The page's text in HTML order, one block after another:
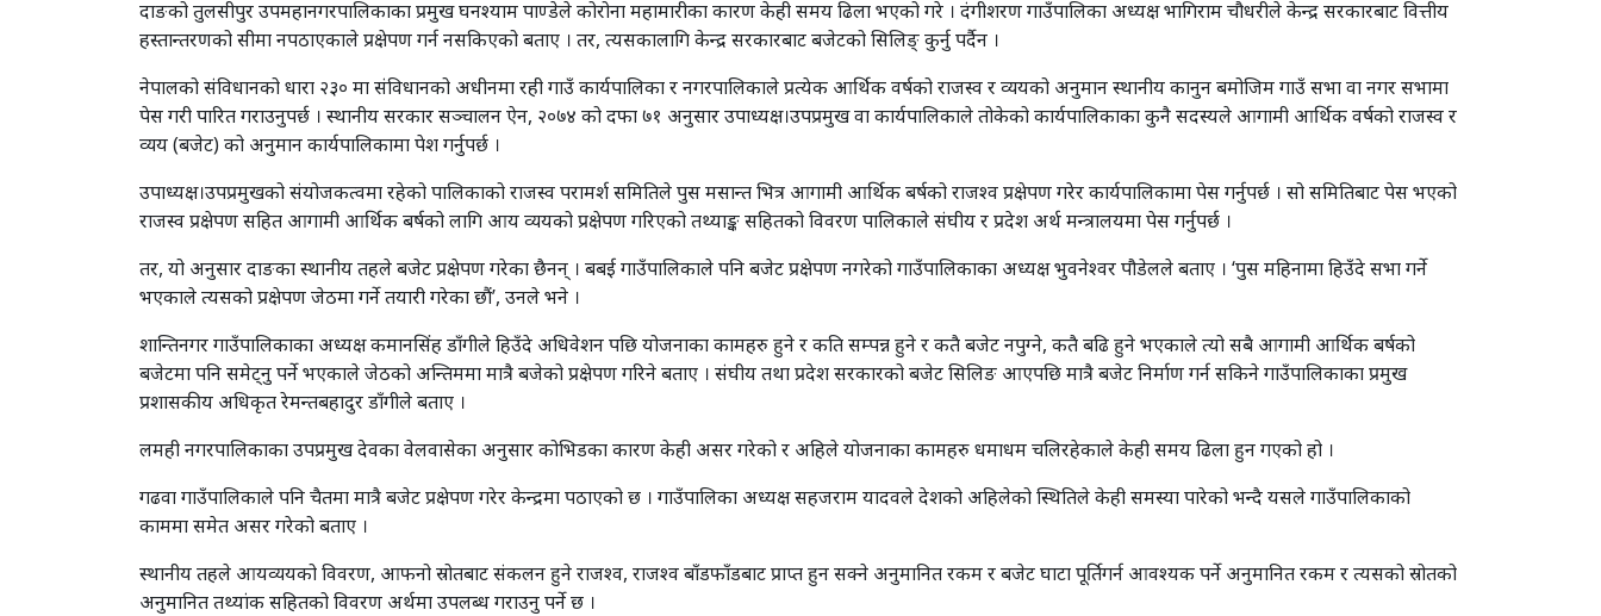
दाङको तुलसीपुर उपमहानगरपालिकाका प्रमुख घनश्याम पाण्डेले कोरोना महामारीका कारण केही समय ढिला भएको गरे । दंगीशरण गाउँपालिका अध्यक्ष भागिराम चौधरीले केन्द्र सरकारबाट वित्तीय
हस्तान्तरणको सीमा नपठाएकाले प्रक्षेपण गर्न नसकिएको बताए । तर, त्यसकालागि केन्द्र सरकारबाट बजेटको सिलिङ् कुर्नु पर्दैन ।
नेपालको संविधानको धारा २३० मा संविधानको अधीनमा रही गाउँ कार्यपालिका र नगरपालिकाले प्रत्येक आर्थिक वर्षको राजस्व र व्ययको अनुमान स्थानीय कानुन बमोजिम गाउँ सभा वा नगर सभामा
पेस गरी पारित गराउनुपर्छ । स्थानीय सरकार सञ्चालन ऐन, २०७४ को दफा ७१ अनुसार उपाध्यक्ष।उपप्रमुख वा कार्यपालिकाले तोकेको कार्यपालिकाका कुनै सदस्यले आगामी आर्थिक वर्षको राजस्व र
व्यय (बजेट) को अनुमान कार्यपालिकामा पेश गर्नुपर्छ ।
उपाध्यक्ष।उपप्रमुखको संयोजकत्वमा रहेको पालिकाको राजस्व परामर्श समितिले पुस मसान्त भित्र आगामी आर्थिक बर्षको राजश्व प्रक्षेपण गरेर कार्यपालिकामा पेस गर्नुपर्छ । सो समितिबाट पेस भएको
राजस्व प्रक्षेपण सहित आगामी आर्थिक बर्षको लागि आय व्ययको प्रक्षेपण गरिएको तथ्याङ्क सहितको विवरण पालिकाले संघीय र प्रदेश अर्थ मन्त्रालयमा पेस गर्नुपर्छ ।
तर, यो अनुसार दाङका स्थानीय तहले बजेट प्रक्षेपण गरेका छैनन् । बबई गाउँपालिकाले पनि बजेट प्रक्षेपण नगरेको गाउँपालिकाका अध्यक्ष भुवनेश्वर पौडेलले बताए । ‘पुस महिनामा हिउँदे सभा गर्ने
भएकाले त्यसको प्रक्षेपण जेठमा गर्ने तयारी गरेका छौं’, उनले भने ।
शान्तिनगर गाउँपालिकाका अध्यक्ष कमानसिंह डाँगीले हिउँदे अधिवेशन पछि योजनाका कामहरु हुने र कति सम्पन्न हुने र कतै बजेट नपुग्ने, कतै बढि हुने भएकाले त्यो सबै आगामी आर्थिक बर्षको
बजेटमा पनि समेट्नु पर्ने भएकाले जेठको अन्तिममा मात्रै बजेको प्रक्षेपण गरिने बताए । संघीय तथा प्रदेश सरकारको बजेट सिलिङ आएपछि मात्रै बजेट निर्माण गर्न सकिने गाउँपालिकाका प्रमुख
प्रशासकीय अधिकृत रेमन्तबहादुर डाँगीले बताए ।
लमही नगरपालिकाका उपप्रमुख देवका वेलवासेका अनुसार कोभिडका कारण केही असर गरेको र अहिले योजनाका कामहरु धमाधम चलिरहेकाले केही समय ढिला हुन गएको हो ।
गढवा गाउँपालिकाले पनि चैतमा मात्रै बजेट प्रक्षेपण गरेर केन्द्रमा पठाएको छ । गाउँपालिका अध्यक्ष सहजराम यादवले देशको अहिलेको स्थितिले केही समस्या पारेको भन्दै यसले गाउँपालिकाको
काममा समेत असर गरेको बताए ।
स्थानीय तहले आयव्ययको विवरण, आफनो स्रोतबाट संकलन हुने राजश्व, राजश्व बाँडफाँडबाट प्राप्त हुन सक्ने अनुमानित रकम र बजेट घाटा पूर्तिगर्न आवश्यक पर्ने अनुमानित रकम र त्यसको स्रोतको
अनुमानित तथ्यांक सहितको विवरण अर्थमा उपलब्ध गराउनु पर्ने छ ।